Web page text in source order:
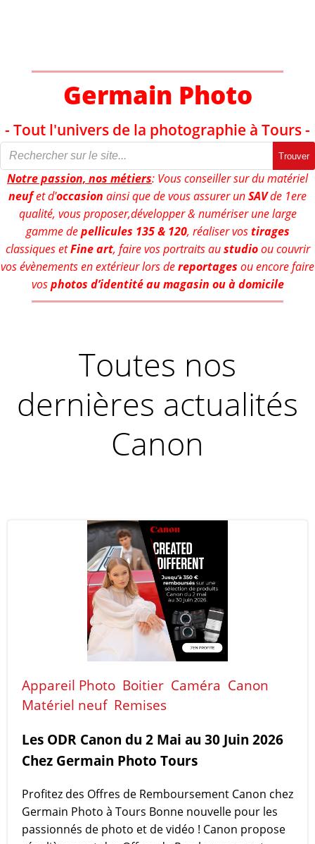
Germain Photo
- Tout l'univers de la photographie à Tours -
Trouver
Notre passion, nos métiers: Vous conseiller sur du matériel
neufet d'occasion ainsi que de vous assurer unSAVde 1ere
qualité, vous proposer,développer & numériser une large
gamme depellicules 135 & 120, réaliser vostirages
classiques etFine art, faire vos portraits austudioou couvrir
vos évènements en extérieur lors dereportages ou encore faire
vosphotos d’identité au magasin ou à domicile
Toutes nos
dernières actualités
Canon
Appareil Photo Boitier Caméra Canon
Matériel neuf Remises
Les ODR Canon du 2 Mai au 30 Juin 2026
Chez Germain Photo Tours
Profitez des Offres de Remboursement Canon chez
Germain Photo à Tours Bonne nouvelle pour les
passionnés de photo et de vidéo ! Canon propose